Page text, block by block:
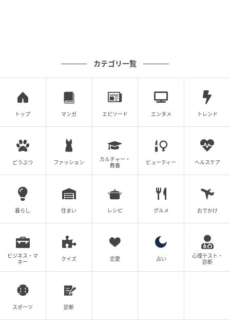
カテゴリ一覧
トップ マンガ エピソード エンタメ トレンド
どうぶつ ファッション
カルチャー・
教養
ビューティー ヘルスケア
暮らし 住まい レシピ グルメ おでかけ
ビジネス・マ
ネー
クイズ 恋愛 占い
心理テスト・
診断
スポーツ 診断